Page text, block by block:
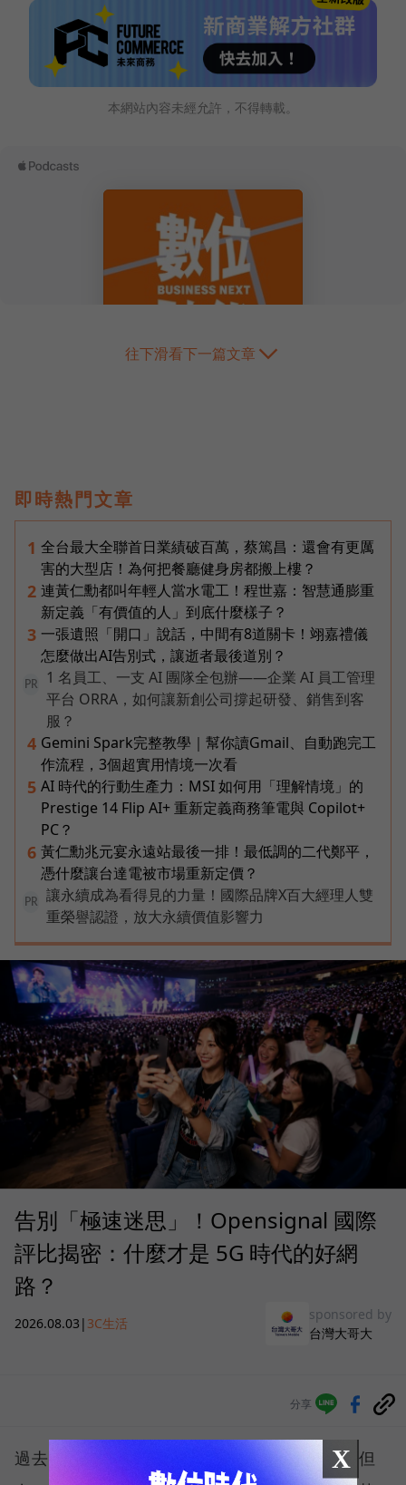
本網站內容未經允許，不得轉載。
往下滑看下一篇文章
即時熱門文章
1 全台最大全聯首日業績破百萬，蔡篤昌：還會有更厲
害的大型店！為何把餐廳健身房都搬上樓？
2 連黃仁勳都叫年輕人當水電工！程世嘉：智慧通膨重
新定義「有價值的人」到底什麼樣子？
3 一張遺照「開口」說話，中間有8道關卡！翊嘉禮儀
怎麼做出AI告別式，讓逝者最後道別？
PR
1 名員工、一支 AI 團隊全包辦——企業 AI 員工管理
平台 ORRA，如何讓新創公司撐起研發、銷售到客
服？
4 Gemini Spark完整教學｜幫你讀Gmail、自動跑完工
作流程，3個超實用情境一次看
5 AI 時代的行動生產力：MSI 如何用「理解情境」的
Prestige 14 Flip AI+ 重新定義商務筆電與 Copilot+
PC？
6 黃仁勳兆元宴永遠站最後一排！最低調的二代鄭平，
憑什麼讓台達電被市場重新定價？
PR
讓永續成為看得見的力量！國際品牌X百大經理人雙
重榮譽認證，放大永續價值影響力
告別「極速迷思」！Opensignal 國際
評比揭密：什麼才是 5G 時代的好網
路？
2026.08.03 | 3C生活
sponsored by
台灣大哥大
分享
過去，下載速度是評價電信服務的重要指標，但
X